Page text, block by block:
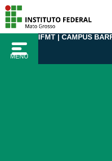
para
conteúdo
MENU
IFMT | CAMPUS